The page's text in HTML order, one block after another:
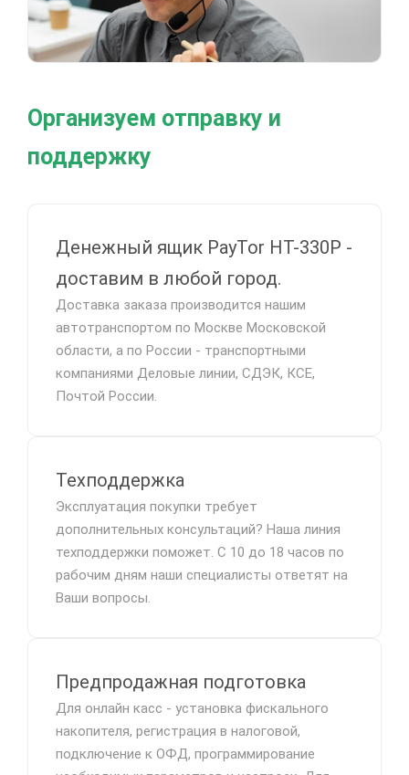
Организуем отправку и
поддержку
Денежный ящик PayTor HT-330P -
доставим в любой город.
Доставка заказа производится нашим
автотранспортом по Москве Московской
области, а по России - транспортными
компаниями Деловые линии, СДЭК, КСЕ,
Почтой России.
Техподдержка
Эксплуатация покупки требует
дополнительных консультаций? Наша линия
техподдержки поможет. С 10 до 18 часов по
рабочим дням наши специалисты ответят на
Ваши вопросы.
Предпродажная подготовка
Для онлайн касс - установка фискального
накопителя, регистрация в налоговой,
подключение к ОФД, программирование